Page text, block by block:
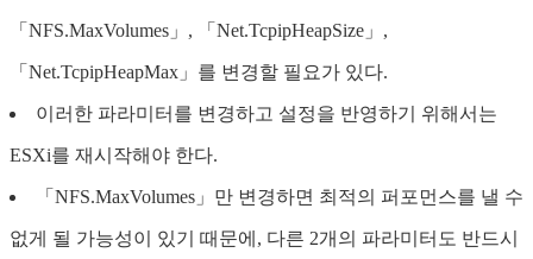
「NFS.MaxVolumes」, 「Net.TcpipHeapSize」,
「Net.TcpipHeapMax」를 변경할 필요가 있다.
이러한 파라미터를 변경하고 설정을 반영하기 위해서는
ESXi를 재시작해야 한다.
「NFS.MaxVolumes」만 변경하면 최적의 퍼포먼스를 낼 수
없게 될 가능성이 있기 때문에, 다른 2개의 파라미터도 반드시